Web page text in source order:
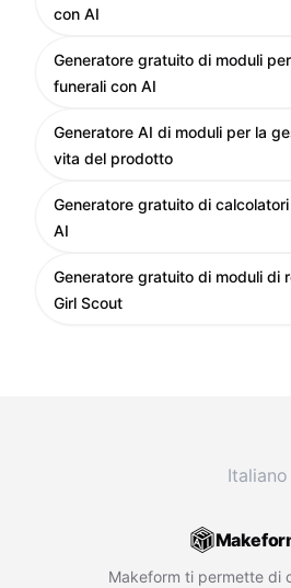
con AI
Generatore gratuito di moduli
funerali con AI
Generatore AI di moduli per la
vita del prodotto
Generatore gratuito di
AI
Generatore gratuito di moduli di
Girl Scout
Makeform ti permette di